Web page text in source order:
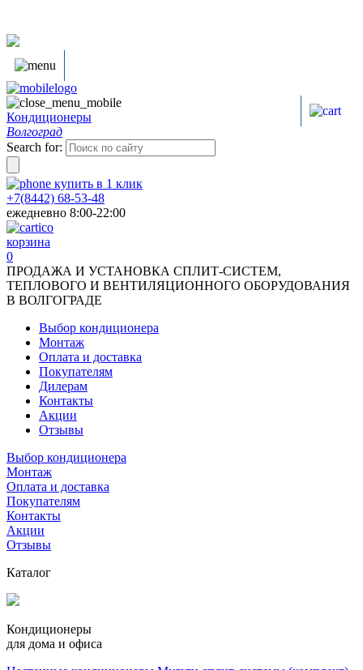
Кондиционеры
Волгоград
Search for:
купить в 1 клик
+7(8442) 68-53-48
ежедневно 8:00-22:00
корзина
0
ПРОДАЖА И УСТАНОВКА СПЛИТ-СИСТЕМ,
ТЕПЛОВОГО И ВЕНТИЛЯЦИОННОГО ОБОРУДОВАНИЯ
В ВОЛГОГРАДЕ
Выбор кондиционера
Монтаж
Оплата и доставка
Покупателям
Дилерам
Контакты
Акции
Отзывы
Выбор кондиционера
Монтаж
Оплата и доставка
Покупателям
Контакты
Акции
Отзывы
Каталог
Кондиционеры
для дома и офиса